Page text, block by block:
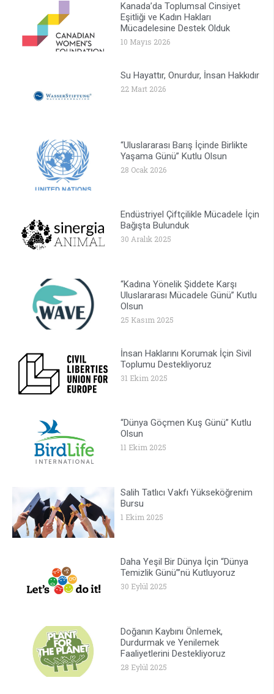
Kanada’da Toplumsal Cinsiyet
Eşitliği ve Kadın Hakları
Mücadelesine Destek Olduk
10 Mayıs 2026
Su Hayattır, Onurdur, İnsan Hakkıdır
22 Mart 2026
“Uluslararası Barış İçinde Birlikte
Yaşama Günü” Kutlu Olsun
28 Ocak 2026
Endüstriyel Çiftçilikle Mücadele İçin
Bağışta Bulunduk
30 Aralık 2025
“Kadına Yönelik Şiddete Karşı
Uluslararası Mücadele Günü” Kutlu
Olsun
25 Kasım 2025
İnsan Haklarını Korumak İçin Sivil
Toplumu Destekliyoruz
31 Ekim 2025
“Dünya Göçmen Kuş Günü” Kutlu
Olsun
11 Ekim 2025
Salih Tatlıcı Vakfı Yükseköğrenim
Bursu
1 Ekim 2025
Daha Yeşil Bir Dünya İçin “Dünya
Temizlik Günü”’nü Kutluyoruz
30 Eylül 2025
Doğanın Kaybını Önlemek,
Durdurmak ve Yenilemek
Faaliyetlerini Destekliyoruz
28 Eylül 2025